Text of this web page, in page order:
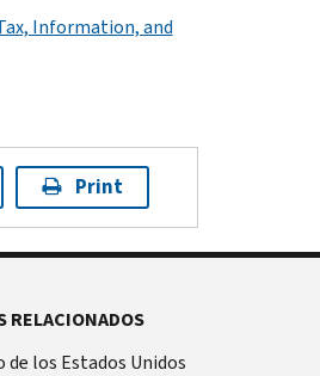
Information, and
Print
RELACIONADOS
de los Estados Unidos